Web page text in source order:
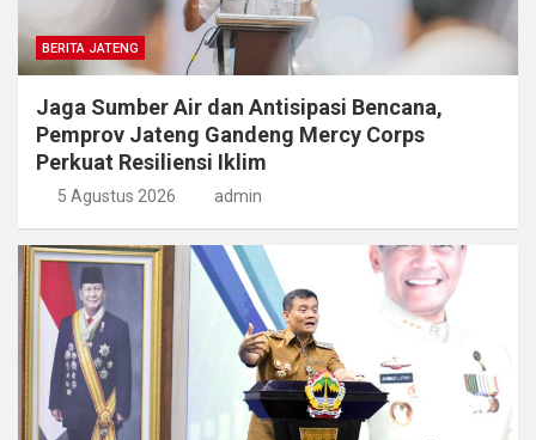
BERITA JATENG
Jaga Sumber Air dan Antisipasi Bencana,
Pemprov Jateng Gandeng Mercy Corps
Perkuat Resiliensi Iklim
5 Agustus 2026 admin